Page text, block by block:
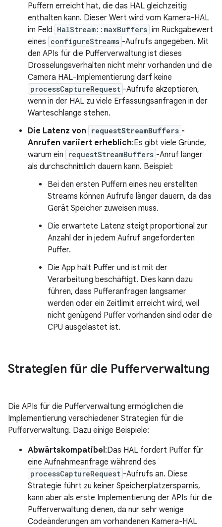
Puffern erreicht hat, die das HAL gleichzeitig
enthalten kann. Dieser Wert wird vom Kamera-HAL
im Feld
HalStream::maxBuffers im Rückgabewert
eines configureStreams -Aufrufs angegeben. Mit
den APIs für die Pufferverwaltung ist dieses
Drosselungsverhalten nicht mehr vorhanden und die
Camera HAL-Implementierung darf keine
processCaptureRequest -Aufrufe akzeptieren,
wenn in der HAL zu viele Erfassungsanfragen in der
Warteschlange stehen.
Die Latenz von
requestStreamBuffers -
Anrufen variiert erheblich:Es gibt viele Gründe,
warum ein
requestStreamBuffers -Anruf länger
als durchschnittlich dauern kann. Beispiel:
Bei den ersten Puffern eines neu erstellten
Streams können Aufrufe länger dauern, da das
Gerät Speicher zuweisen muss.
Die erwartete Latenz steigt proportional zur
Anzahl der in jedem Aufruf angeforderten
Puffer.
Die App hält Puffer und ist mit der
Verarbeitung beschäftigt. Dies kann dazu
führen, dass Pufferanfragen langsamer
werden oder ein Zeitlimit erreicht wird, weil
nicht genügend Puffer vorhanden sind oder die
CPU ausgelastet ist.
Strategien für die Pufferverwaltung
Die APIs für die Pufferverwaltung ermöglichen die
Implementierung verschiedener Strategien für die
Pufferverwaltung. Dazu einige Beispiele:
Abwärtskompatibel :Das HAL fordert Puffer für
eine Aufnahmeanfrage während des
processCaptureRequest -Aufrufs an. Diese
Strategie führt zu keiner Speicherplatzersparnis,
kann aber als erste Implementierung der APIs für die
Pufferverwaltung dienen, da nur sehr wenige
Codeänderungen am vorhandenen Kamera-HAL